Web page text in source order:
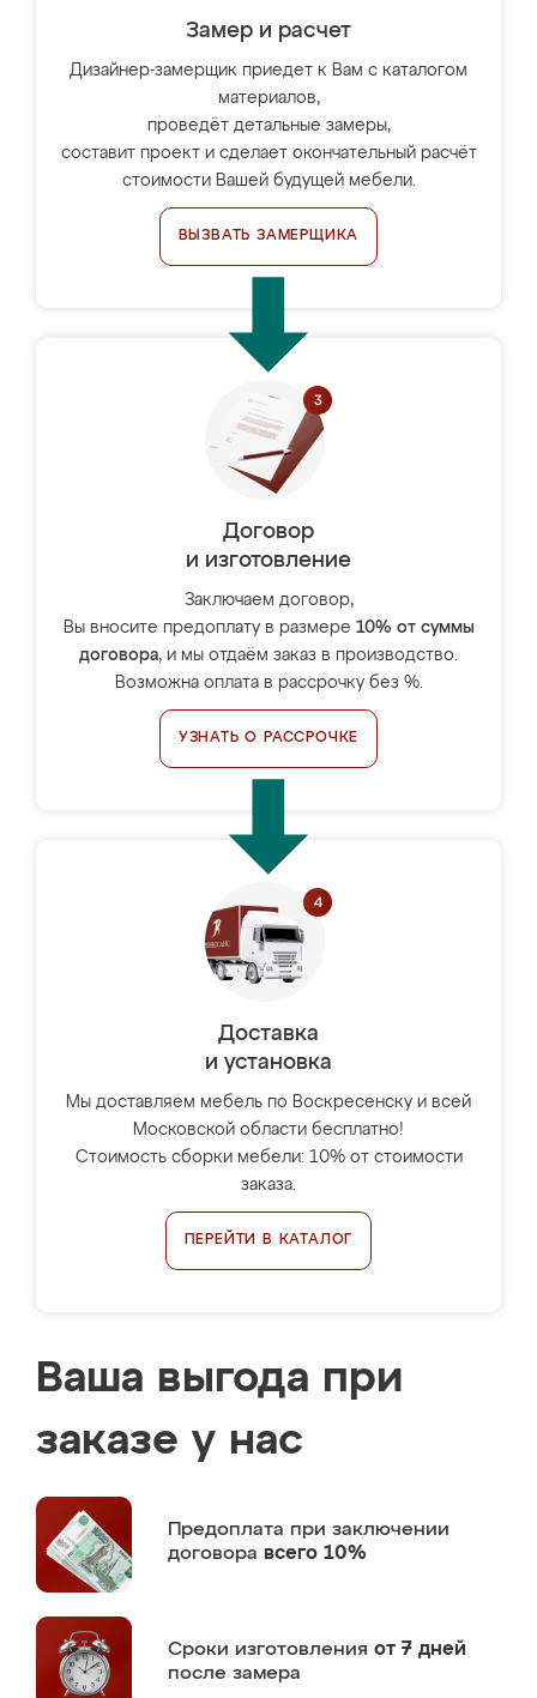
Замер и расчет
Дизайнер-замерщик приедет к Вам с каталогом
материалов,
проведёт детальные замеры,
составит проект и сделает окончательный расчёт
стоимости Вашей будущей мебели.
ВЫЗВАТЬ ЗАМЕРЩИКА
Договор
и изготовление
Заключаем договор,
Вы вносите предоплату в размере 10% от суммы
договора, и мы отдаём заказ в производство.
Возможна оплата в рассрочку без %.
УЗНАТЬ О РАССРОЧКЕ
Доставка
и установка
Мы доставляем мебель по Воскресенску и всей
Московской области бесплатно!
Стоимость сборки мебели: 10% от стоимости
заказа.
ПЕРЕЙТИ В КАТАЛОГ
Ваша выгода при
заказе у нас
Предоплата при заключении
договора всего 10%
Сроки изготовления от 7 дней
после замера